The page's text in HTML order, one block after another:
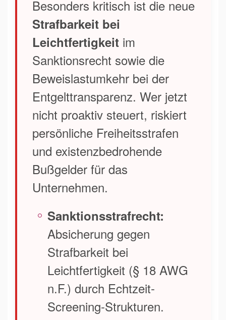
Besonders kritisch ist die neue
Strafbarkeit bei
Leichtfertigkeit im
Sanktionsrecht sowie die
Beweislastumkehr bei der
Entgelttransparenz. Wer jetzt
nicht proaktiv steuert, riskiert
persönliche Freiheitsstrafen
und existenzbedrohende
Bußgelder für das
Unternehmen.
Sanktionsstrafrecht:
Absicherung gegen
Strafbarkeit bei
Leichtfertigkeit (§ 18 AWG
n.F.) durch Echtzeit-
Screening-Strukturen.